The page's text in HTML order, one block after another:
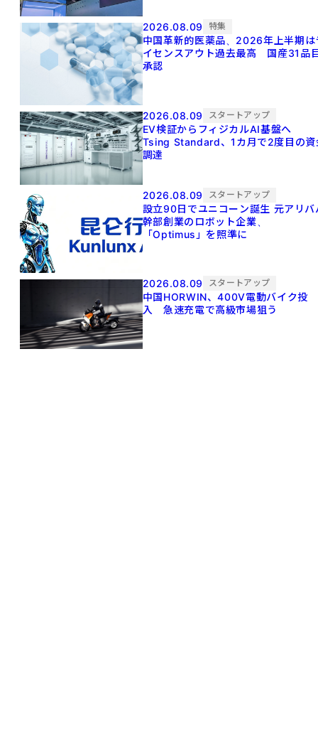
2026.08.09 特集
中国革新的医薬品、2026年上半期は
イセンスアウト過去最高 国産31品
承認
2026.08.09 スタートアップ
EV検証からフィジカルAI基盤へ
Tsing Standard、1カ月で2度目の資
調達
2026.08.09 スタートアップ
設立90日でユニコーン誕生 元アリババ
幹部創業のロボット企業、
「Optimus」を照準に
2026.08.09 スタートアップ
中国HORWIN、400V電動バイク投
入 急速充電で高級市場狙う